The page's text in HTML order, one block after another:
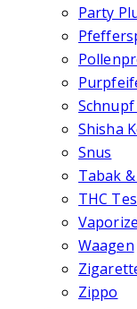
Party
Shisha
Snus
Tabak
THC
Waagen
Zippo